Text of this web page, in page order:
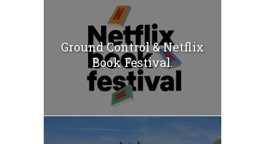
Ground Control & Netflix
Book Festival.